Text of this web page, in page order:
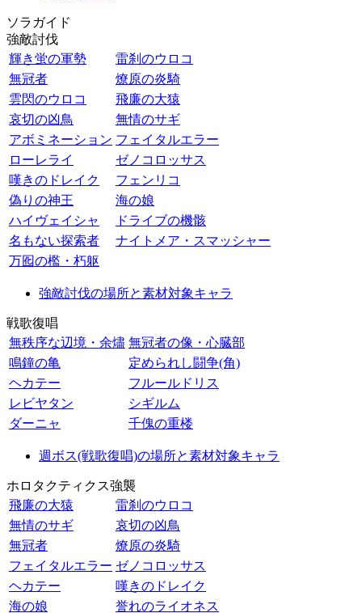
ソラガイド
強敵討伐
輝き蛍の軍勢
雷刹のウロコ
無冠者
燎原の炎騎
雲閃のウロコ
飛廉の大猿
哀切の凶鳥
無情のサギ
アボミネーション フェイタルエラー
ローレライ
ゼノコロッサス
嘆きのドレイク
フェンリコ
偽りの神王
海の娘
ハイヴェイシャ
ドライブの機骸
名もない探索者
ナイトメア・スマッシャー
万囮の檻・朽躯
強敵討伐の場所と素材対象キャラ
戦歌復唱
無秩序な辺境・余燼 無冠者の像・心臓部
鳴鐘の亀
定められし闘争(角)
ヘカテー
フルールドリス
レビヤタン
シギルム
ダーニャ
千傀の重楼
週ボス(戦歌復唱)の場所と素材対象キャラ
ホロタクティクス強襲
飛廉の大猿
雷刹のウロコ
無情のサギ
哀切の凶鳥
無冠者
燎原の炎騎
フェイタルエラー ゼノコロッサス
ヘカテー
嘆きのドレイク
海の娘
誉れのライオネス